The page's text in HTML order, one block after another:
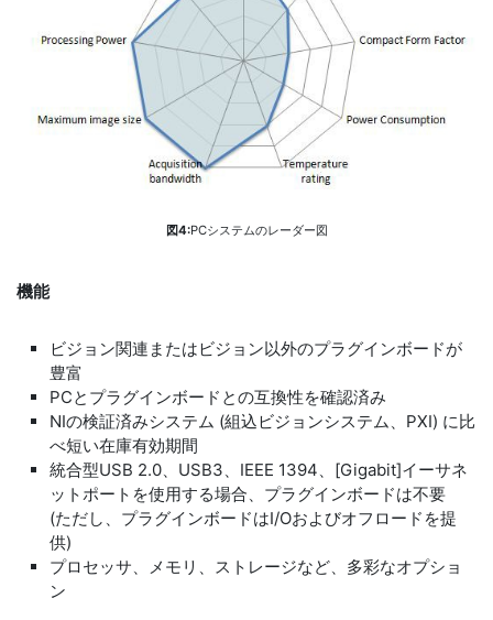
図4:PCシステムのレーダー図
機能
ビジョン関連またはビジョン以外のプラグインボードが
豊富
PCとプラグインボードとの互換性を確認済み
NIの検証済みシステム (組込ビジョンシステム、PXI) に比
べ短い在庫有効期間
統合型USB 2.0、USB3、IEEE 1394、[Gigabit]イーサネ
ットポートを使用する場合、プラグインボードは不要
(ただし、プラグインボードはI/Oおよびオフロードを提
供)
プロセッサ、メモリ、ストレージなど、多彩なオプショ
ン